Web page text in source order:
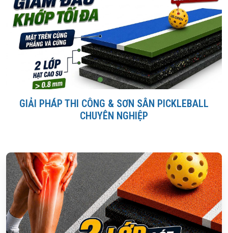
GIẢI PHÁP THI CÔNG & SƠN SÂN PICKLEBALL
CHUYÊN NGHIỆP